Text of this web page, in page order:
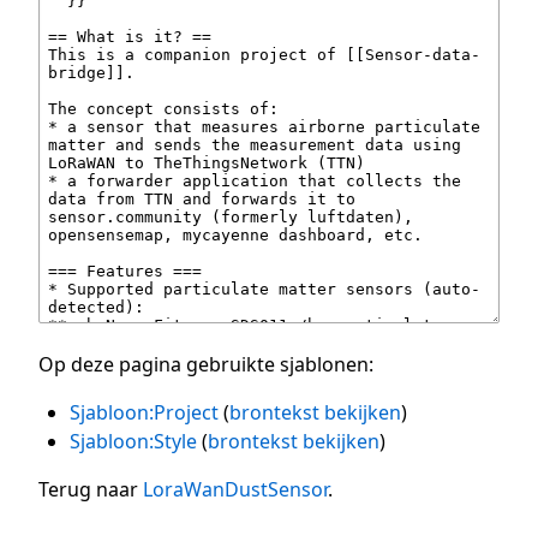
Op deze pagina gebruikte sjablonen:
Sjabloon:Project(brontekst bekijken)
Sjabloon:Style(brontekst bekijken)
Terug naar LoraWanDustSensor.